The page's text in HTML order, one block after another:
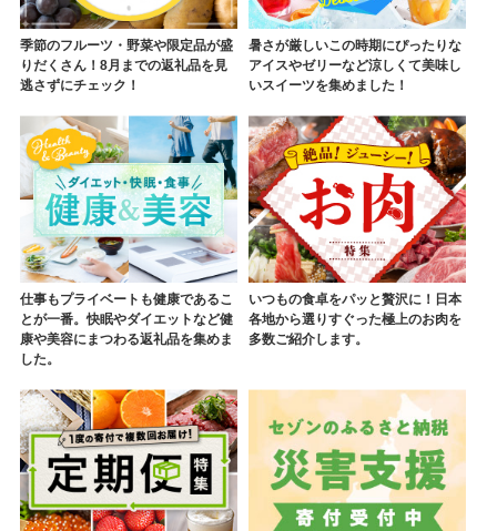
季節のフルーツ・野菜や限定品が盛
りだくさん！8月までの返礼品を見
逃さずにチェック！
暑さが厳しいこの時期にぴったりな
アイスやゼリーなど涼しくて美味し
いスイーツを集めました！
仕事もプライベートも健康であるこ
とが一番。快眠やダイエットなど健
康や美容にまつわる返礼品を集めま
した。
いつもの食卓をパッと贅沢に！日本
各地から選りすぐった極上のお肉を
多数ご紹介します。